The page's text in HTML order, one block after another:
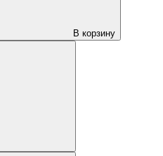
В корзину